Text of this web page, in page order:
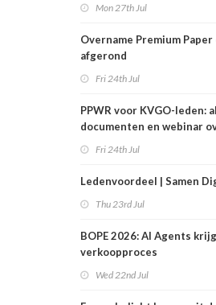
Mon 27th Jul
Overname Premium Paper
afgerond
Fri 24th Jul
PPWR voor KVGO-leden:
documenten en webinar
Fri 24th Jul
Ledenvoordeel | Samen
Thu 23rd Jul
BOPE 2026: AI Agents
verkoopproces
Wed 22nd Jul